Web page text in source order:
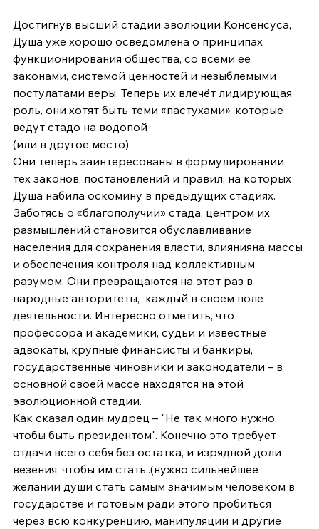
Достигнув высший стадии эволюции Консенсуса,
Душа уже хорошо осведомлена о принципах
функционирования общества, со всеми ее
законами, системой ценностей и незыблемыми
постулатами веры. Теперь их влечёт лидирующая
роль, они хотят быть теми «пастухами», которые
ведут стадо на водопой
(или в другое место).
Они теперь заинтересованы в формулировании
тех законов, постановлений и правил, на которых
Душа набила оскомину в предыдущих стадиях.
Заботясь о «благополучии» стада, центром их
размышлений становится обуславливание
населения для сохранения власти, влиянияна массы
и обеспечения контроля над коллективным
разумом. Они превращаются на этот раз в
народные авторитеты,  каждый в своем поле
деятельности. Интересно отметить, что
профессора и академики, судьи и известные
адвокаты, крупные финансисты и банкиры,
государственные чиновники и законодатели – в
основной своей массе находятся на этой
эволюционной стадии.
Как сказал один мудрец – "Не так много нужно,
чтобы быть президентом". Конечно это требует
отдачи всего себя без остатка, и изрядной доли
везения, чтобы им стать..(нужно сильнейшее
желании души стать самым значимым человеком в
государстве и готовым ради этого пробиться
через всю конкуренцию, манипуляции и другие